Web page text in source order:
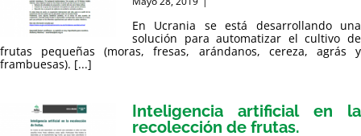
En Ucrania se está desarrollando una
solución para automatizar el cultivo de
frutas pequeñas (moras, fresas, arándanos, cereza, agrás y
frambuesas). [...]
Inteligencia artificial en la
recolección de frutas.